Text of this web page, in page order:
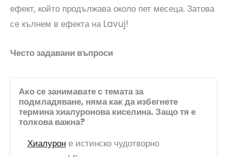
ефект, който продължава около пет месеца. Затова
се кълнем в ефекта на Lavuj!
Често задавани въпроси
Ако се занимавате с темата за
подмладяване, няма как да избегнете
термина хиалуронова киселина. Защо тя е
толкова важна?
Хиалурон е истинско чудотворно